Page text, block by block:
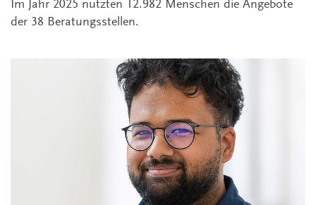
Im Jahr 2025 nutzten 12.982 Menschen die Angebote
der 38 Beratungsstellen.